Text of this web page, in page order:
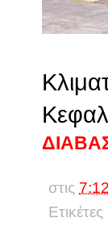
στις
Ετικέτες